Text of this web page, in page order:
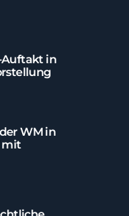
Auftakt in
WM in
mit